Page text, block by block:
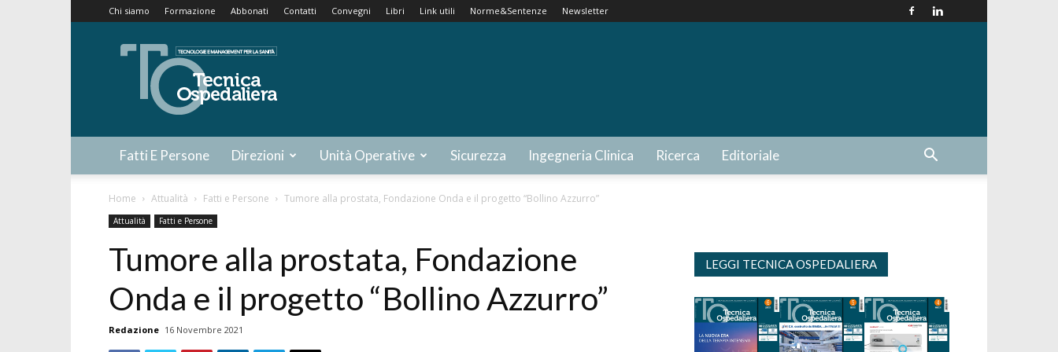
Chi siamo Formazione Abbonati Contatti Convegni Libri Link utili Norme&Sentenze Newsletter
Tecnica
Ospedaliera
Fatti E Persone Direzioni Unità Operative Sicurezza Ingegneria Clinica Ricerca Editoriale
Home Attualità Fatti e Persone Tumore alla prostata, Fondazione Onda e il progetto “Bollino Azzurro”
Attualità Fatti e Persone
Tumore alla prostata, Fondazione
Onda e il progetto “Bollino Azzurro”
Redazione 16 Novembre 2021
LEGGI TECNICA OSPEDALIERA